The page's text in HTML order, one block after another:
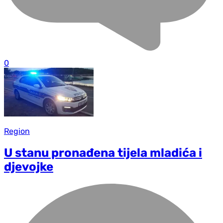
0
Region
U stanu pronađena tijela mladića i
djevojke